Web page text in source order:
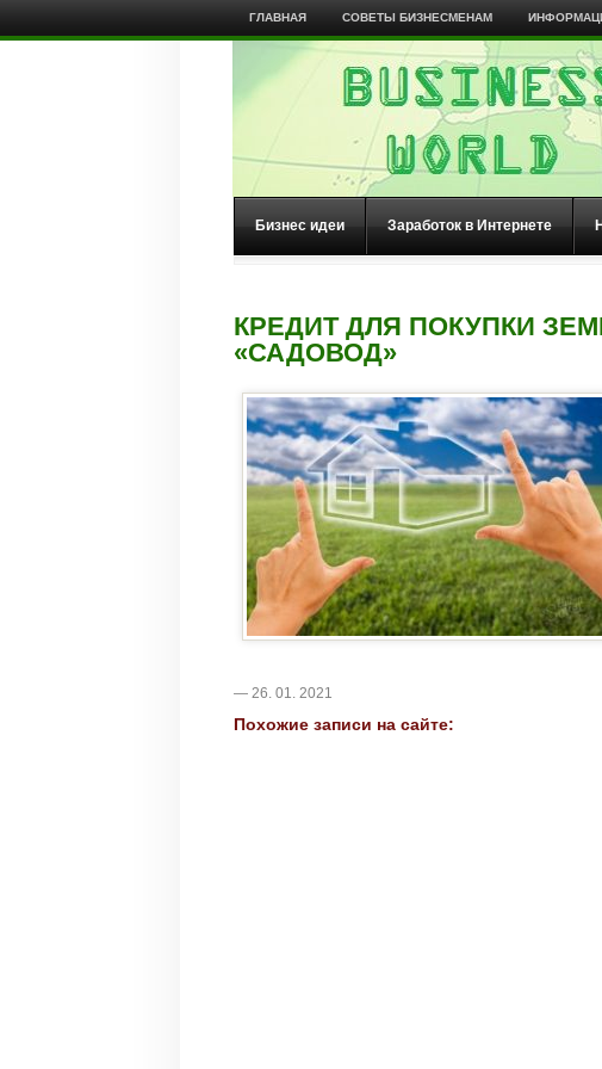
ГЛАВНАЯ СОВЕТЫ БИЗНЕСМЕНАМ
Бизнес идеи Заработок в Интернете
КРЕДИТ ДЛЯ ПОКУПКИ
«САДОВОД»
— 26. 01. 2021
Похожие записи на сайте: